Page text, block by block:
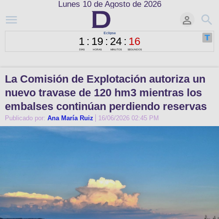
Lunes 10 de Agosto de 2026
La Comisión de Explotación autoriza un
nuevo travase de 120 hm3 mientras los
embalses continúan perdiendo reservas
Publicado por: Ana María Ruiz 16/06/2026 02:45 PM